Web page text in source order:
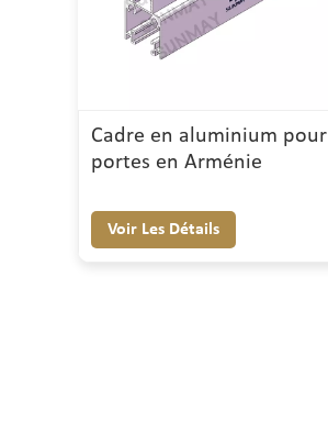
Cadre en aluminium pour
portes en Arménie
Voir Les Détails